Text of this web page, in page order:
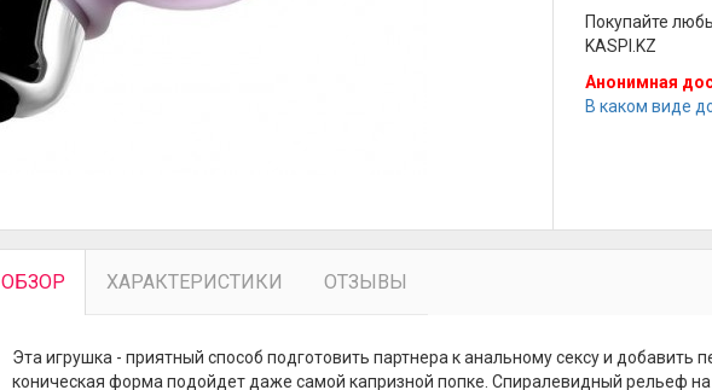
Покупайте
KASPI.KZ
Анонимная
В каком виде
ОБЗОР ХАРАКТЕРИСТИКИ ОТЗЫВЫ
Эта игрушка - приятный способ подготовить партнера к анальному сексу и добавить
коническая форма подойдет даже самой капризной попке. Спиралевидный рельеф